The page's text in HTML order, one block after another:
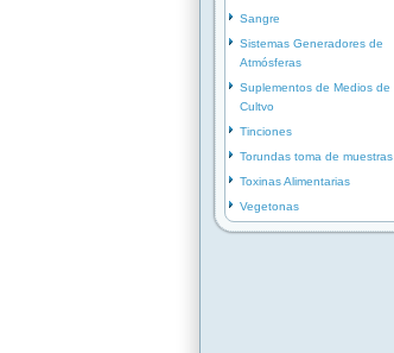
Sangre
Sistemas Generadores de
Atmósferas
Suplementos de Medios de
Cultvo
Tinciones
Torundas toma de muestras
Toxinas Alimentarias
Vegetonas